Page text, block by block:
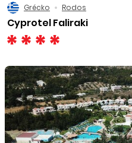
Grécko Rodos
Cyprotel Faliraki